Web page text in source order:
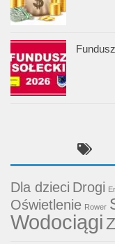
Dla dzieci Drogi
Oświetlenie Rower
Wodociągi